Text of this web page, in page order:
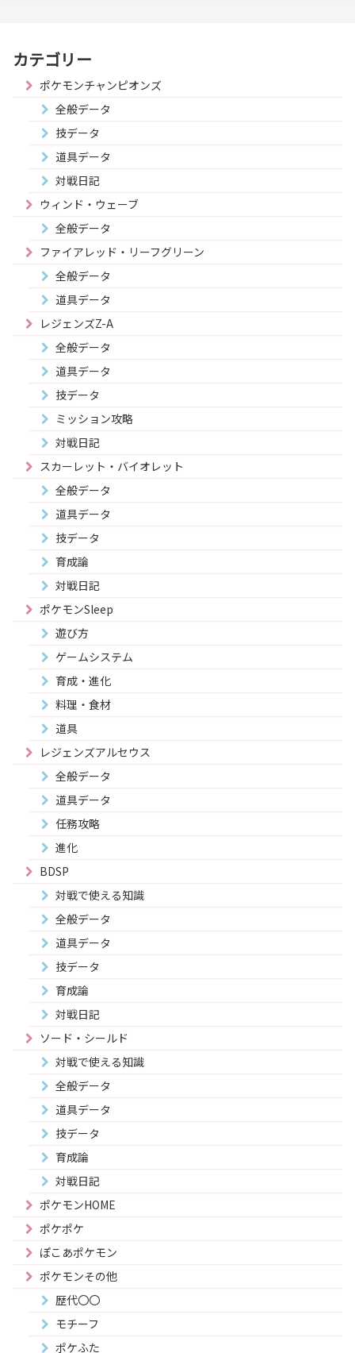
カテゴリー
ポケモンチャンピオンズ
全般データ
技データ
道具データ
対戦日記
ウィンド・ウェーブ
全般データ
ファイアレッド・リーフグリーン
全般データ
道具データ
レジェンズZ-A
全般データ
道具データ
技データ
ミッション攻略
対戦日記
スカーレット・バイオレット
全般データ
道具データ
技データ
育成論
対戦日記
ポケモンSleep
遊び方
ゲームシステム
育成・進化
料理・食材
道具
レジェンズアルセウス
全般データ
道具データ
任務攻略
進化
BDSP
対戦で使える知識
全般データ
道具データ
技データ
育成論
対戦日記
ソード・シールド
対戦で使える知識
全般データ
道具データ
技データ
育成論
対戦日記
ポケモンHOME
ポケポケ
ぽこあポケモン
ポケモンその他
歴代〇〇
モチーフ
ポケふた